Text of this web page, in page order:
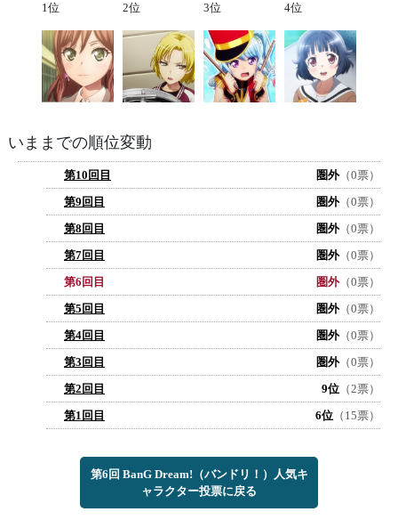
1位 2位 3位 4位
いままでの順位変動
第10回目 圏外（0票）
第9回目
圏外（0票）
第8回目
圏外（0票）
第7回目
圏外（0票）
第6回目
圏外（0票）
第5回目
圏外（0票）
第4回目
圏外（0票）
第3回目
圏外（0票）
第2回目
9位 （2票）
第1回目
6位 （15票）
第6回 BanG Dream!（バンドリ！）人気キ
ャラクター投票に戻る